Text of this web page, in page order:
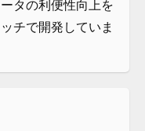
タの利便性向上を
チで開発していま